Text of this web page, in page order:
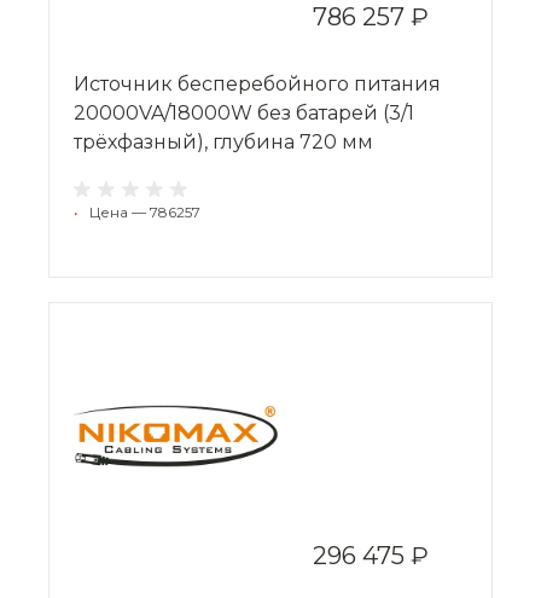
786 257 ₽
Источник бесперебойного питания
20000VA/18000W без батарей (3/1
трёхфазный), глубина 720 мм
• Цена — 786257
296 475 ₽